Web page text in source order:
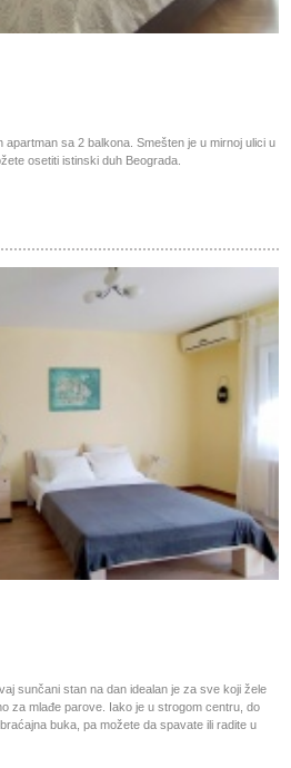
sa 2 balkona. Smešten je u mirnoj ulici u
osetiti istinski duh Beograda.
sunčani stan na dan idealan je za sve koji žele
za mlađe parove. Iako je u strogom centru, do
buka, pa možete da spavate ili radite u